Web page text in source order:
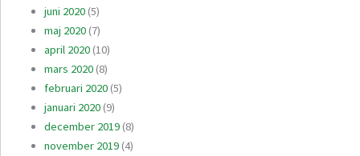
juni 2020(5)
maj 2020(7)
april 2020(10)
mars 2020(8)
februari 2020(5)
januari 2020(9)
december 2019(8)
november 2019(4)